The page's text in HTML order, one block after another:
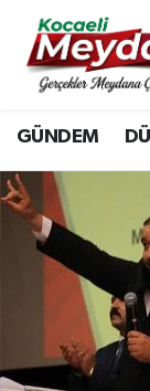
GÜNDEM
Nöbetçi
Hava
Trafik
Süper Lig
Tüm
Son